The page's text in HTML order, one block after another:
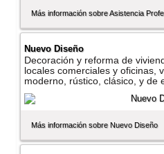
Más información sobre Asistencia
Nuevo Diseño
Decoración y reforma de
locales comerciales y oficinas,
moderno, rústico, clásico, y de
Más información sobre Nuevo Diseño